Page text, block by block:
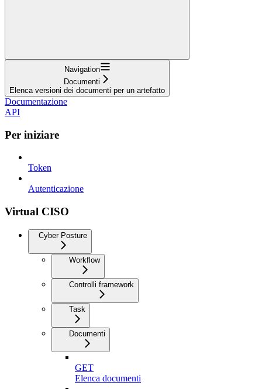
Navigation
Documenti
Elenca versioni dei documenti per un artefatto
Documentazione
API
Per iniziare
Token
Autenticazione
Virtual CISO
Cyber Posture
Workflow
Controlli framework
Task
Documenti
GET
Elenca documenti